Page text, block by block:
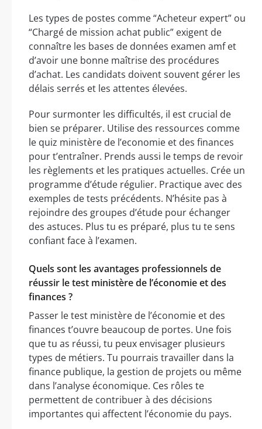
Les types de postes comme “Acheteur expert” ou
“Chargé de mission achat public” exigent de
connaître les bases de données examen amf et
d’avoir une bonne maîtrise des procédures
d’achat. Les candidats doivent souvent gérer les
délais serrés et les attentes élevées.
Pour surmonter les difficultés, il est crucial de
bien se préparer. Utilise des ressources comme
le quiz ministère de l’economie et des finances
pour t’entraîner. Prends aussi le temps de revoir
les règlements et les pratiques actuelles. Crée un
programme d’étude régulier. Practique avec des
exemples de tests précédents. N’hésite pas à
rejoindre des groupes d’étude pour échanger
des astuces. Plus tu es préparé, plus tu te sens
confiant face à l’examen.
Quels sont les avantages professionnels de
réussir le test ministère de l’économie et des
finances ?
Passer le test ministère de l’économie et des
finances t’ouvre beaucoup de portes. Une fois
que tu as réussi, tu peux envisager plusieurs
types de métiers. Tu pourrais travailler dans la
finance publique, la gestion de projets ou même
dans l’analyse économique. Ces rôles te
permettent de contribuer à des décisions
importantes qui affectent l’économie du pays.